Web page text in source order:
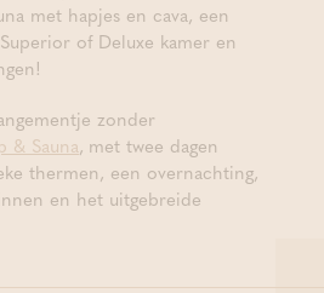
met hapjes en cava, een
of Deluxe kamer en
zonder
& Sauna, met twee dagen
thermen, een overnachting,
en het uitgebreide